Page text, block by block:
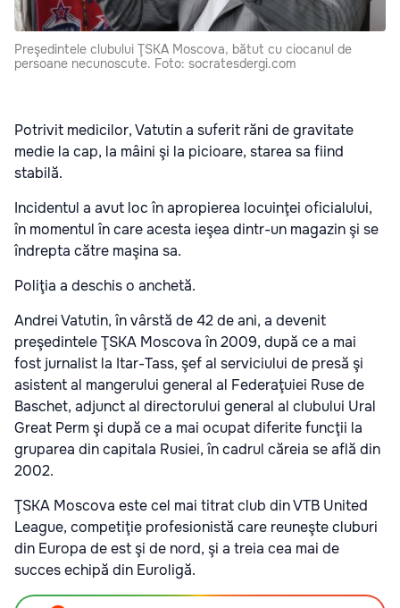
Preşedintele clubului ŢSKA Moscova, bătut cu ciocanul de
persoane necunoscute. Foto: socratesdergi.com
Potrivit medicilor, Vatutin a suferit răni de gravitate
medie la cap, la mâini şi la picioare, starea sa fiind
stabilă.
Incidentul a avut loc în apropierea locuinţei oficialului,
în momentul în care acesta ieşea dintr-un magazin şi se
îndrepta către maşina sa.
Poliţia a deschis o anchetă.
Andrei Vatutin, în vârstă de 42 de ani, a devenit
preşedintele ŢSKA Moscova în 2009, după ce a mai
fost jurnalist la Itar-Tass, şef al serviciului de presă şi
asistent al mangerului general al Federaţuiei Ruse de
Baschet, adjunct al directorului general al clubului Ural
Great Perm şi după ce a mai ocupat diferite funcţii la
gruparea din capitala Rusiei, în cadrul căreia se află din
2002.
ŢSKA Moscova este cel mai titrat club din VTB United
League, competiţie profesionistă care reuneşte cluburi
din Europa de est şi de nord, şi a treia cea mai de
succes echipă din Euroligă.